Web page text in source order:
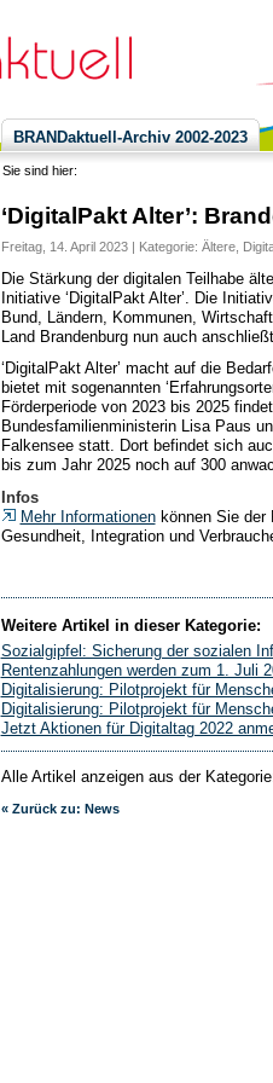
BRANDaktuell-Archiv 2002-2023
Sie sind hier:
‘DigitalPakt Alter’:
Freitag, 14. April 2023 | Kategorie: Ältere,
Die Stärkung der digitalen Teilhabe
Initiative ‘DigitalPakt Alter’. Die
Bund, Ländern, Kommunen,
Land Brandenburg nun auch
‘DigitalPakt Alter’ macht auf die
bietet mit sogenannten
Förderperiode von 2023 bis 2025
Bundesfamilienministerin Lisa Paus
Falkensee statt. Dort befindet sich
bis zum Jahr 2025 noch auf 300
Infos
Mehr Informationenkönnen Sie der
Gesundheit, Integration und
Weitere Artikel in dieser Kategorie:
Sozialgipfel: Sicherung der sozialen
Rentenzahlungen werden zum 1. Juli
Digitalisierung: Pilotprojekt für
Digitalisierung: Pilotprojekt für
Jetzt Aktionen für Digitaltag 2022
Alle Artikel anzeigen aus der
« Zurück zu: News